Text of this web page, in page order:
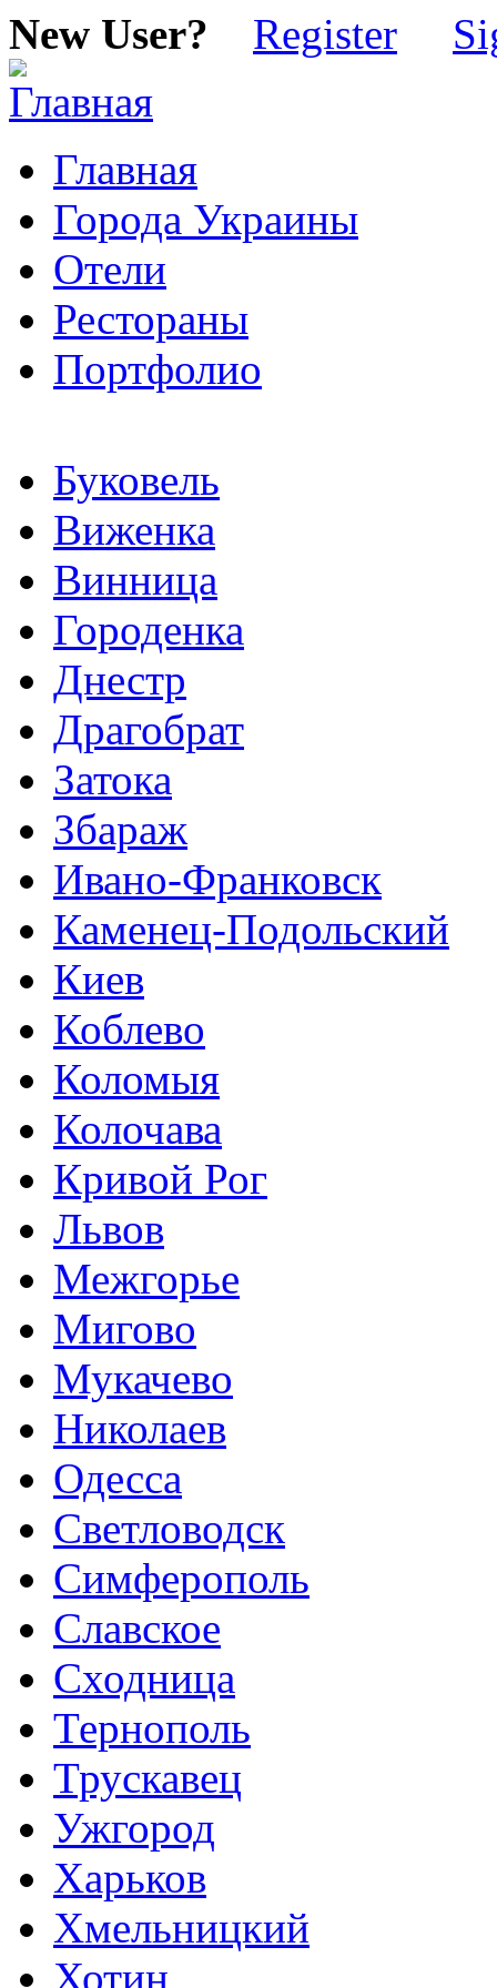
New User? Register
Главная
Города Украины
Отели
Рестораны
Портфолио
Буковель
Виженка
Винница
Городенка
Днестр
Драгобрат
Затока
Збараж
Ивано-Франковск
Каменец-Подольский
Киев
Коблево
Коломыя
Колочава
Кривой Рог
Львов
Межгорье
Мигово
Мукачево
Николаев
Одесса
Светловодск
Симферополь
Славское
Сходница
Тернополь
Трускавец
Ужгород
Харьков
Хмельницкий
Хотин